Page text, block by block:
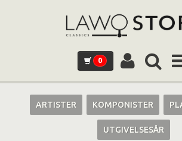
0
ARTISTER KOMPONISTER
UTGIVELSESÅR